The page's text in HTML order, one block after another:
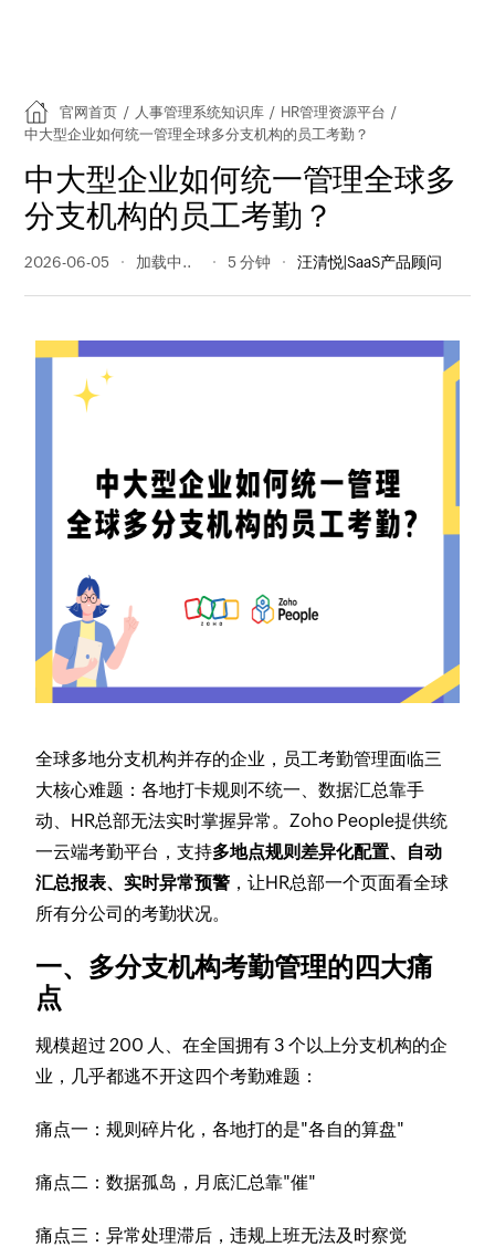
官网首页 / 人事管理系统知识库 / HR管理资源平台 /
中大型企业如何统一管理全球多分支机构的员工考勤？
中大型企业如何统一管理全球多
分支机构的员工考勤？
2026-06-05 51 阅读量 5 分钟 汪清悦|SaaS产品顾问
全球多地分支机构并存的企业，员工考勤管理面临三
大核心难题：各地打卡规则不统一、数据汇总靠手
动、HR总部无法实时掌握异常。Zoho People提供统
一云端考勤平台，支持多地点规则差异化配置、自动
汇总报表、实时异常预警 ，让HR总部一个页面看全球
所有分公司的考勤状况。
一、多分支机构考勤管理的四大痛
点
规模超过 200 人、在全国拥有 3 个以上分支机构的企
业，几乎都逃不开这四个考勤难题：
痛点一：规则碎片化，各地打的是"各自的算盘"
痛点二：数据孤岛，月底汇总靠"催"
痛点三：异常处理滞后，违规上班无法及时察觉